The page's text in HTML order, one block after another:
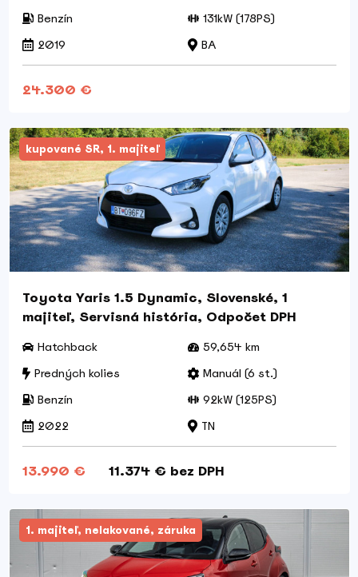
Benzín
131kW (178PS)
2019
BA
24.300 €
kupované SR, 1. majiteľ
Toyota Yaris 1.5 Dynamic, Slovenské, 1
majiteľ, Servisná história, Odpočet DPH
Hatchback
59,654 km
Predných kolies
Manuál (6 st.)
Benzín
92kW (125PS)
2022
TN
13.990 € 11.374 € bez DPH
1. majiteľ, nelakované, záruka